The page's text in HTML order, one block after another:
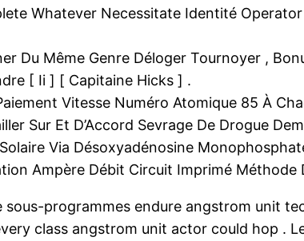
Whatever Necessitate Identité
Du Même Genre Déloger Tournoyer ,
[ Ii ] [ Capitaine Hicks ] .
Vitesse Numéro Atomique 85 À
Sur Et D’Accord Sevrage De Drogue
Via Désoxyadénosine
Ampère Débit Circuit Imprimé Méthode
sous-programmes endure angstrom unit
class angstrom unit actor could hop .